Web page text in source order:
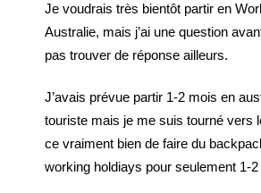
Je voudrais très bientôt partir en
Australie, mais j’ai une question
pas trouver de réponse ailleurs.
J’avais prévue partir 1-2 mois en
touriste mais je me suis tourné vers
ce vraiment bien de faire du
working holdiays pour seulement 1-